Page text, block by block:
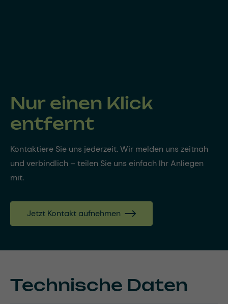
Nur einen Klick
entfernt
Kontaktiere Sie uns jederzeit. Wir melden uns zeitnah
und verbindlich – teilen Sie uns einfach Ihr Anliegen
mit.
Jetzt Kontakt aufnehmen
Technische Daten